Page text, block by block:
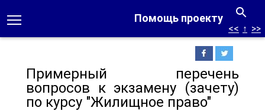
Помощь проекту
<< ↑ >>
Примерный перечень
вопросов к экзамену (зачету)
по курсу "Жилищное право"